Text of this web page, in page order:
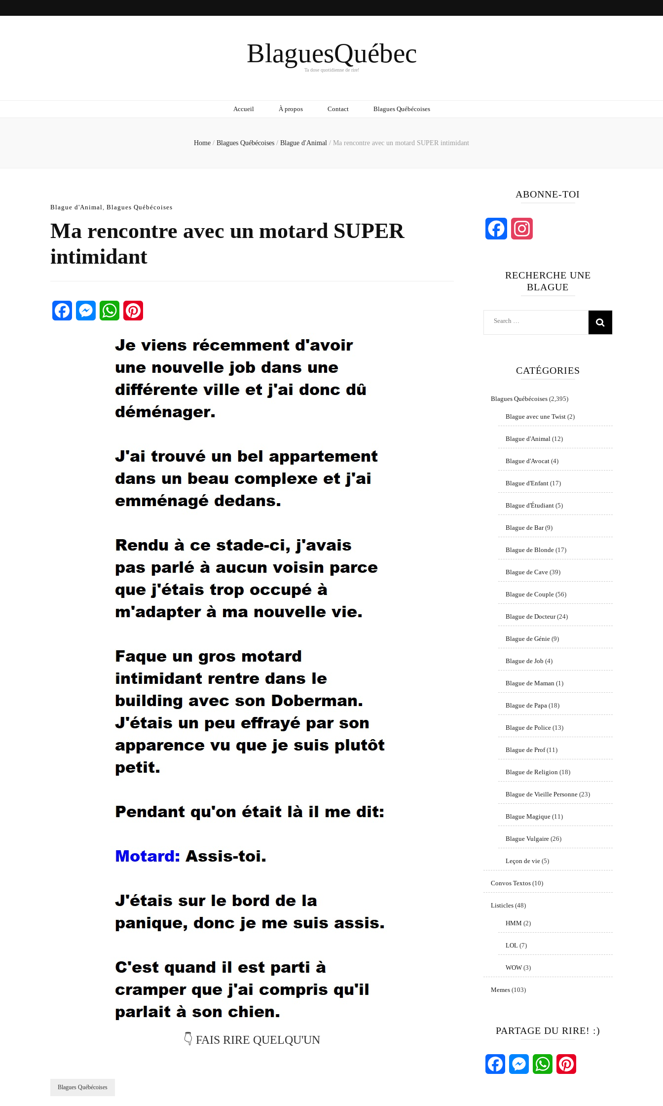
BlaguesQuébec
Ta dose quotidienne de rire!
Accueil À propos Contact Blagues Québécoises
Home / Blagues Québécoises / Blague d'Animal / Ma rencontre avec un motard SUPER intimidant
Blague d'Animal, Blagues Québécoises
Ma rencontre avec un motard SUPER
intimidant
👇 FAIS RIRE QUELQU'UN
Blagues Québécoises
ABONNE-TOI
RECHERCHE UNE
BLAGUE
Search
CATÉGORIES
Blagues Québécoises(2,395)
Blague avec une Twist(2)
Blague d'Animal(12)
Blague d'Avocat(4)
Blague d'Enfant(17)
Blague d'Étudiant(5)
Blague de Bar(9)
Blague de Blonde(17)
Blague de Cave(39)
Blague de Couple(56)
Blague de Docteur(24)
Blague de Génie(9)
Blague de Job (4)
Blague de Maman(1)
Blague de Papa(18)
Blague de Police(13)
Blague de Prof(11)
Blague de Religion(18)
Blague de Vieille Personne(23)
Blague Magique(11)
Blague Vulgaire(26)
Leçon de vie(5)
Convos Textos(10)
Listicles(48)
HMM (2)
LOL(7)
WOW(3)
Memes(103)
PARTAGE DU RIRE! :)